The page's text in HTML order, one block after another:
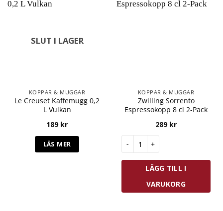
SLUT I LAGER
KOPPAR & MUGGAR
Le Creuset Kaffemugg 0,2
L Vulkan
189 kr
LÄS MER
KOPPAR & MUGGAR
Zwilling Sorrento
Espressokopp 8 cl 2-Pack
289 kr
LÄGG TILL I
VARUKORG